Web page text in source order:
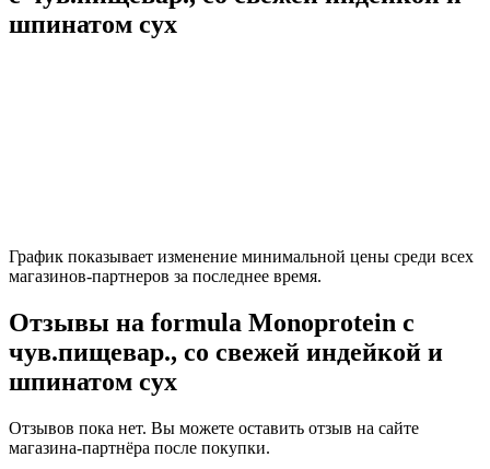
шпинатом сух
График показывает изменение минимальной цены среди всех
магазинов-партнеров за последнее время.
Отзывы на formula Monoprotein с
чув.пищевар., со свежей индейкой и
шпинатом сух
Отзывов пока нет. Вы можете оставить отзыв на сайте
магазина-партнёра после покупки.